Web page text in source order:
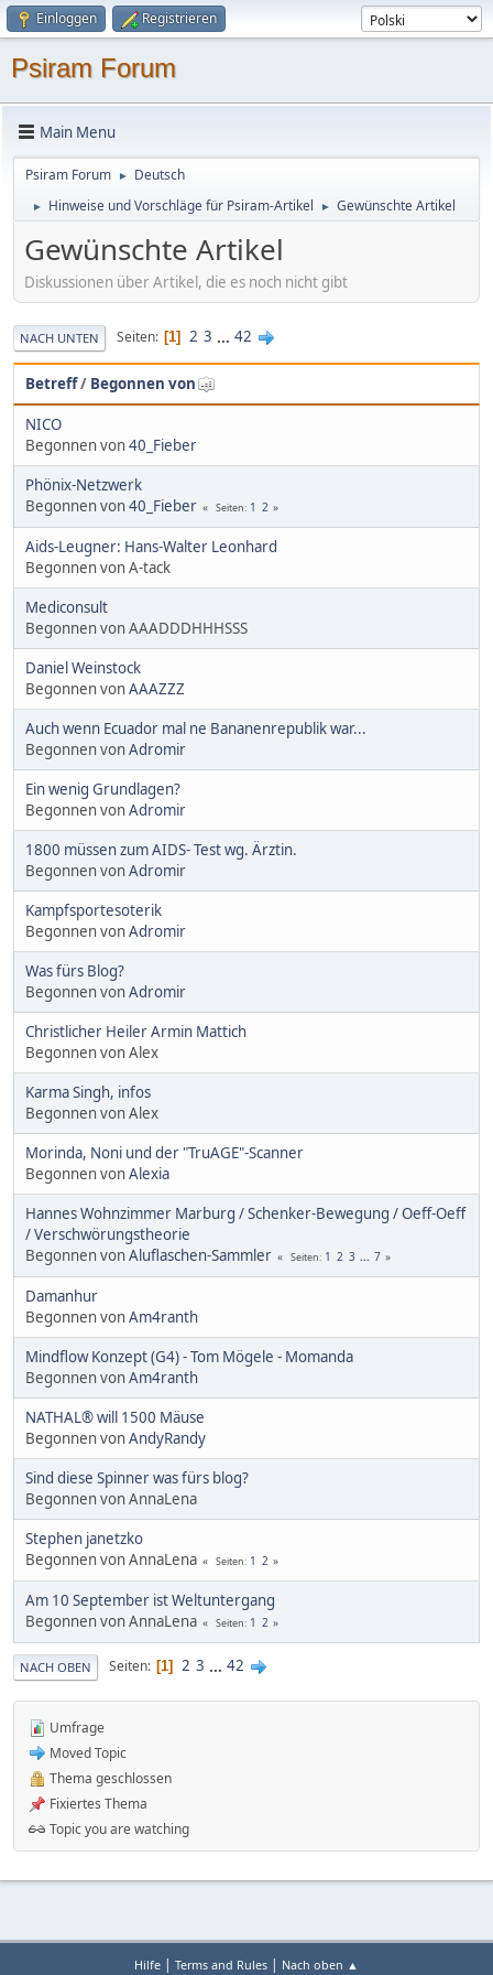
Einloggen Registrieren
Psiram Forum
Main Menu
Psiram Forum ► Deutsch
► Hinweise und Vorschläge für Psiram-Artikel ► Gewünschte Artikel
Gewünschte Artikel
Diskussionen über Artikel, die es noch nicht gibt
NACH UNTEN Seiten 1 2 3 ... 42
Betreff/ Begonnen von
NICO
Begonnen von40_Fieber
Phönix-Netzwerk
Begonnen von40_Fieber Seiten 1 2
Aids-Leugner: Hans-Walter Leonhard
Begonnen von A-tack
Mediconsult
Begonnen von AAADDDHHHSSS
Daniel Weinstock
Begonnen vonAAAZZZ
Auch wenn Ecuador mal ne Bananenrepublik war...
Begonnen vonAdromir
Ein wenig Grundlagen?
Begonnen vonAdromir
1800 müssen zum AIDS- Test wg. Ärztin.
Begonnen vonAdromir
Kampfsportesoterik
Begonnen vonAdromir
Was fürs Blog?
Begonnen vonAdromir
Christlicher Heiler Armin Mattich
Begonnen von Alex
Karma Singh, infos
Begonnen von Alex
Morinda, Noni und der "TruAGE"-Scanner
Begonnen vonAlexia
Hannes Wohnzimmer Marburg / Schenker-Bewegung / Oeff-Oeff
/ Verschwörungstheorie
Begonnen vonAluflaschen-Sammler Seiten 1 2 3 ... 7
Damanhur
Begonnen vonAm4ranth
Mindflow Konzept (G4) - Tom Mögele - Momanda
Begonnen vonAm4ranth
NATHAL® will 1500 Mäuse
Begonnen vonAndyRandy
Sind diese Spinner was fürs blog?
Begonnen von AnnaLena
Stephen janetzko
Begonnen von AnnaLena
Seiten 1 2
Am 10 September ist Weltuntergang
Begonnen von AnnaLena
Seiten 1 2
NACH OBEN Seiten 1 2 3 ... 42
Umfrage
Moved Topic
Thema geschlossen
Fixiertes Thema
Topic you are watching
Hilfe | Terms and Rules | Nach oben ▲